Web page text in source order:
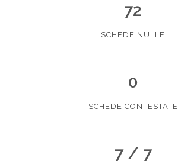
72
SCHEDE NULLE
0
SCHEDE CONTESTATE
7 / 7